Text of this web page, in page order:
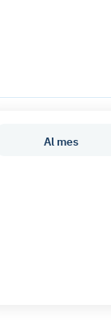
Al mes